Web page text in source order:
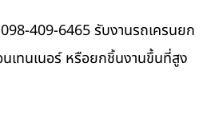
098-409-6465 รับงานรถเครนยก
ทนเนอร์ หรือยกชิ้นงานขึ้นที่สูง